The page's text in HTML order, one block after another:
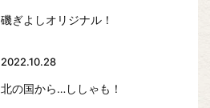
磯ぎよしオリジナル！
2022.10.28
北の国から…ししゃも！